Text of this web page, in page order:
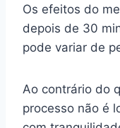
Os efeitos do
depois de 30
pode variar de
Ao contrário do
processo não é